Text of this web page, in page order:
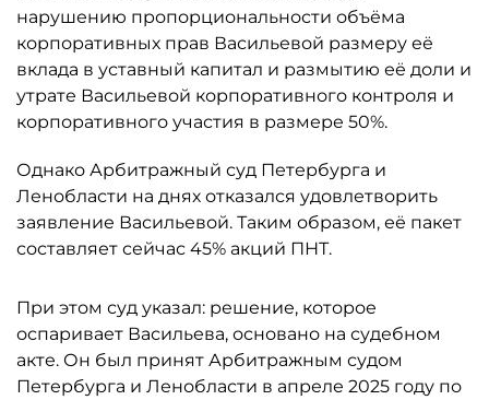
нарушению пропорциональности объёма
корпоративных прав Васильевой размеру её
вклада в уставный капитал и размытию её доли и
утрате Васильевой корпоративного контроля и
корпоративного участия в размере 50%.
Однако Арбитражный суд Петербурга и
Ленобласти на днях отказался удовлетворить
заявление Васильевой. Таким образом, её пакет
составляет сейчас 45% акций ПНТ.
При этом суд указал: решение, которое
оспаривает Васильева, основано на судебном
акте. Он был принят Арбитражным судом
Петербурга и Ленобласти в апреле 2025 году по